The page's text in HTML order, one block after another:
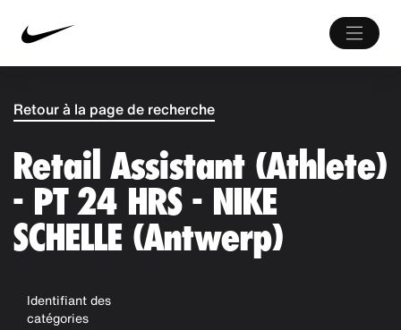
Retour à la page de recherche
Retail Assistant (Athlete)
- PT 24 HRS - NIKE
SCHELLE (Antwerp)
Identifiant des
catégories